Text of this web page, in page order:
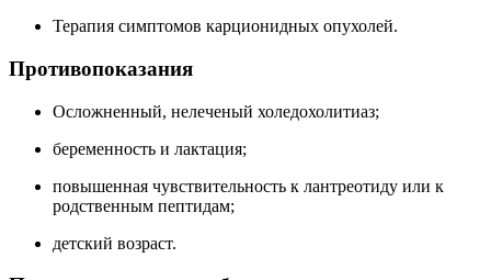
Терапия симптомов карционидных опухолей.
Противопоказания
Осложненный, нелеченый холедохолитиаз;
беременность и лактация;
повышенная чувствительность к лантреотиду или к
родственным пептидам;
детский возраст.